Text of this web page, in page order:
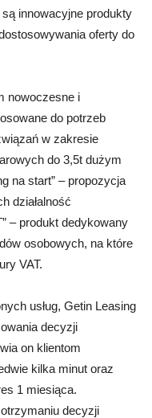
innowacyjne produkty
oferty do
nowoczesne i
do potrzeb
w zakresie
do 3,5t dużym
na start” – propozycja
działalność
– produkt dedykowany
osobowych, na które
VAT.
usług, Getin Leasing
decyzji
on klientom
kilka minut oraz
1 miesiąca.
decyzji